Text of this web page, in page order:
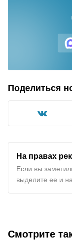
Поделиться
На правах
Если вы
выделите ее и
Смотрите